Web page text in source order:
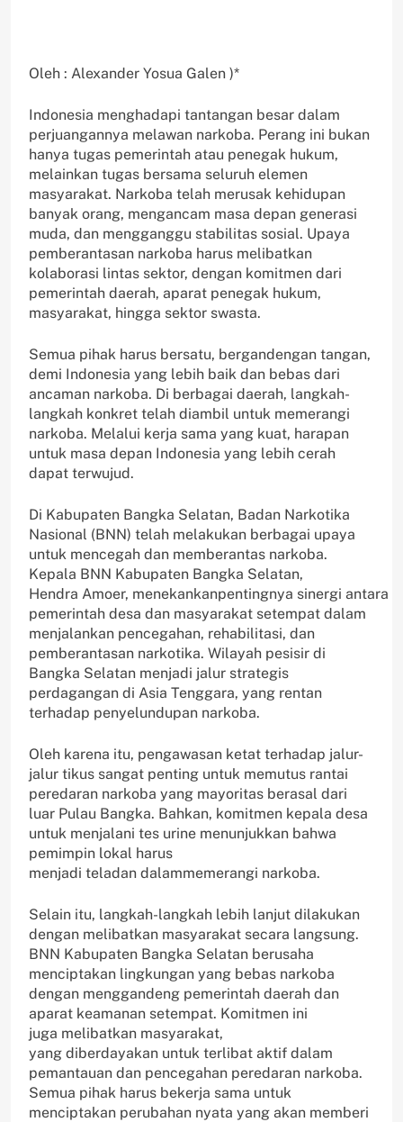
Oleh : Alexander Yosua Galen )*
Indonesia menghadapi tantangan besar dalam
perjuangannya melawan narkoba. Perang ini bukan
hanya tugas pemerintah atau penegak hukum,
melainkan tugas bersama seluruh elemen
masyarakat. Narkoba telah merusak kehidupan
banyak orang, mengancam masa depan generasi
muda, dan mengganggu stabilitas sosial. Upaya
pemberantasan narkoba harus melibatkan
kolaborasi lintas sektor, dengan komitmen dari
pemerintah daerah, aparat penegak hukum,
masyarakat, hingga sektor swasta.
Semua pihak harus bersatu, bergandengan tangan,
demi Indonesia yang lebih baik dan bebas dari
ancaman narkoba. Di berbagai daerah, langkah-
langkah konkret telah diambil untuk memerangi
narkoba. Melalui kerja sama yang kuat, harapan
untuk masa depan Indonesia yang lebih cerah
dapat terwujud.
Di Kabupaten Bangka Selatan, Badan Narkotika
Nasional (BNN) telah melakukan berbagai upaya
untuk mencegah dan memberantas narkoba.
Kepala BNN Kabupaten Bangka Selatan,
Hendra Amoer, menekankanpentingnya sinergi antara
pemerintah desa dan masyarakat setempat dalam
menjalankan pencegahan, rehabilitasi, dan
pemberantasan narkotika. Wilayah pesisir di
Bangka Selatan menjadi jalur strategis
perdagangan di Asia Tenggara, yang rentan
terhadap penyelundupan narkoba.
Oleh karena itu, pengawasan ketat terhadap jalur-
jalur tikus sangat penting untuk memutus rantai
peredaran narkoba yang mayoritas berasal dari
luar Pulau Bangka. Bahkan, komitmen kepala desa
untuk menjalani tes urine menunjukkan bahwa
pemimpin lokal harus
menjadi teladan dalammemerangi narkoba.
Selain itu, langkah-langkah lebih lanjut dilakukan
dengan melibatkan masyarakat secara langsung.
BNN Kabupaten Bangka Selatan berusaha
menciptakan lingkungan yang bebas narkoba
dengan menggandeng pemerintah daerah dan
aparat keamanan setempat. Komitmen ini
juga melibatkan masyarakat,
yang diberdayakan untuk terlibat aktif dalam
pemantauan dan pencegahan peredaran narkoba.
Semua pihak harus bekerja sama untuk
menciptakan perubahan nyata yang akan memberi